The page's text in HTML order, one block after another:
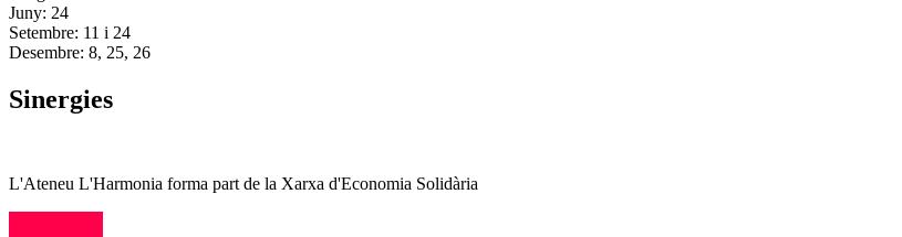
Juny: 24
Setembre: 11 i 24
Desembre: 8, 25, 26
Sinergies
L'Ateneu L'Harmonia forma part de la Xarxa d'Economia Solidària